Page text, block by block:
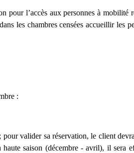
pour l’accès aux personnes à mobilité
les chambres censées accueillir
:
; pour valider sa réservation, le client
saison (décembre - avril), il